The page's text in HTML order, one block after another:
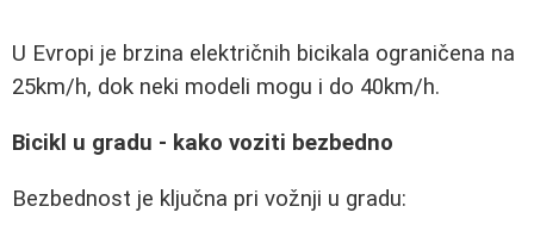
U Evropi je brzina električnih bicikala ograničena na
25km/h, dok neki modeli mogu i do 40km/h.
Bicikl u gradu - kako voziti bezbedno
Bezbednost je ključna pri vožnji u gradu: